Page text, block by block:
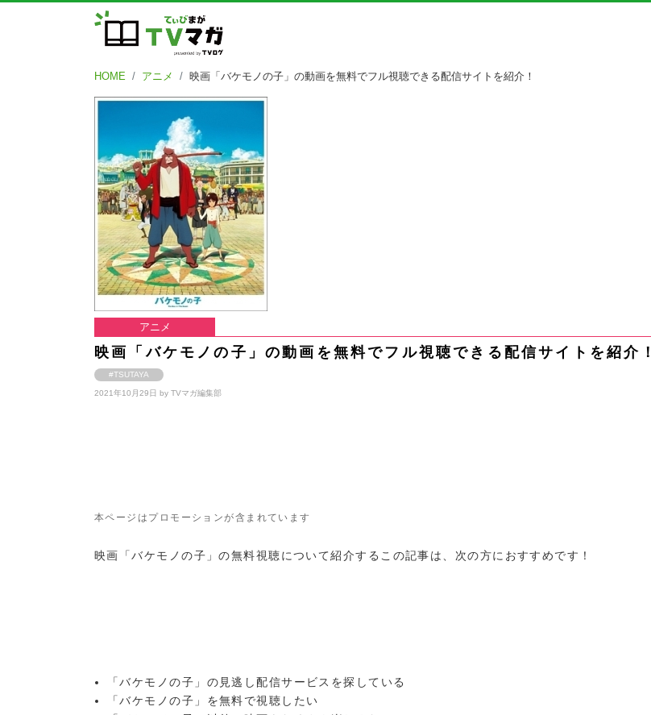
HOME アニメ 映画「バケモノの子」の動画を無料でフル視聴できる配信サイトを紹介！
アニメ
映画「バケモノの子」の動画を無料でフル視聴できる配信サイトを紹介！
#TSUTAYA
2021年10月29日 by TVマガ編集部
本ページはプロモーションが含まれています
映画「バケモノの子」の無料視聴について紹介するこの記事は、次の方におすすめです！
「バケモノの子」の見逃し配信サービスを探している
「バケモノの子」を無料で視聴したい